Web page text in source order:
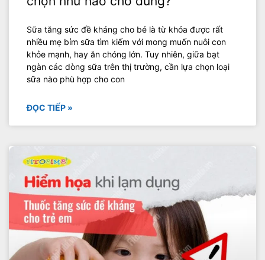
‍Sữa tăng sức đề kháng cho bé là từ khóa được rất
nhiều mẹ bỉm sữa tìm kiếm với mong muốn nuôi con
khỏe mạnh, hay ăn chóng lớn. Tuy nhiên, giữa bạt
ngàn các dòng sữa trên thị trường, cần lựa chọn loại
sữa nào phù hợp cho con
ĐỌC TIẾP »